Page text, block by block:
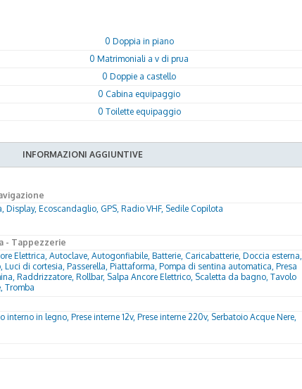
0 Doppia in piano
0 Matrimoniali a v di prua
0 Doppie a castello
0 Cabina equipaggio
0 Toilette equipaggio
INFORMAZIONI AGGIUNTIVE
Ecoscandaglio, GPS, Radio VHF, Sedile Copilota
- Tappezzerie
Elettrica, Autoclave, Autogonfiabile, Batterie, Caricabatterie, Doccia esterna,
di cortesia, Passerella, Piattaforma, Pompa di sentina automatica, Presa
Raddrizzatore, Rollbar, Salpa Ancore Elettrico, Scaletta da bagno, Tavolo
Tromba
interno in legno, Prese interne 12v, Prese interne 220v, Serbatoio Acque Nere,